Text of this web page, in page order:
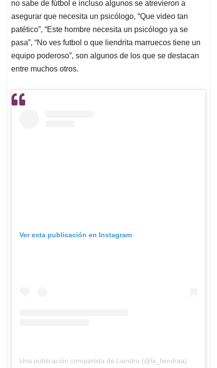
no sabe de fútbol e incluso algunos se atrevieron a
asegurar que necesita un psicólogo, “Que video tan
patético”, “Este hombre necesita un psicólogo ya se
pasa”, “No ves futbol o que liendrita marruecos tiene un
equipo poderoso”, son algunos de los que se destacan
entre muchos otros.
Ver esta publicación en Instagram
Una publicación compartida de Liendra (@la_liendraa)